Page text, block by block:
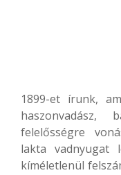
1899-et írunk,
haszonvadász,
felelősségre
lakta vadnyugat
kíméletlenül